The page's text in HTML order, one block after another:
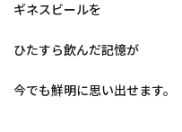
ギネスビールを
ひたすら飲んだ記憶が
今でも鮮明に思い出せます。